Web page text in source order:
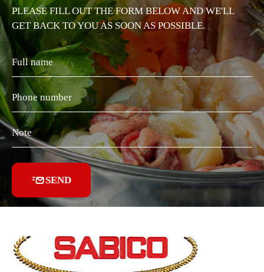
PLEASE FILL OUT THE FORM BELOW AND WE'LL
GET BACK TO YOU AS SOON AS POSSIBLE.
SEND